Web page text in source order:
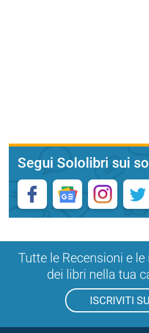
Segui Sololibri sui
Tutte le Recensioni e
dei libri nella tua
ISCRIVITI